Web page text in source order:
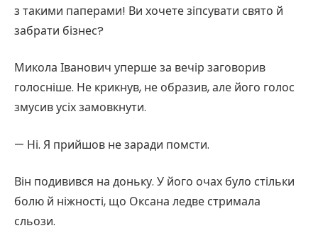
з такими паперами! Ви хочете зіпсувати свято й
забрати бізнес?
Микола Іванович уперше за вечір заговорив
голосніше. Не крикнув, не образив, але його голос
змусив усіх замовкнути.
— Ні. Я прийшов не заради помсти.
Він подивився на доньку. У його очах було стільки
болю й ніжності, що Оксана ледве стримала
сльози.